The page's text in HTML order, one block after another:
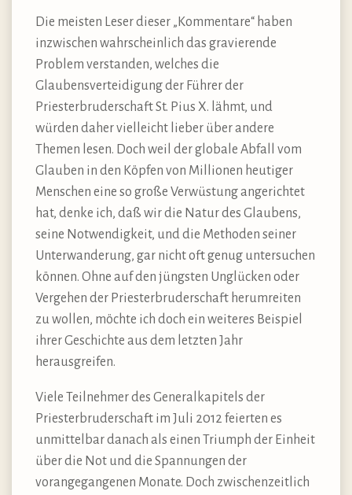
Die meisten Leser dieser „Kommentare“ haben
inzwischen wahrscheinlich das gravierende
Problem verstanden, welches die
Glaubensverteidigung der Führer der
Priesterbruderschaft St. Pius X. lähmt, und
würden daher vielleicht lieber über andere
Themen lesen. Doch weil der globale Abfall vom
Glauben in den Köpfen von Millionen heutiger
Menschen eine so große Verwüstung angerichtet
hat, denke ich, daß wir die Natur des Glaubens,
seine Notwendigkeit, und die Methoden seiner
Unterwanderung, gar nicht oft genug untersuchen
können. Ohne auf den jüngsten Unglücken oder
Vergehen der Priesterbruderschaft herumreiten
zu wollen, möchte ich doch ein weiteres Beispiel
ihrer Geschichte aus dem letzten Jahr
herausgreifen.
Viele Teilnehmer des Generalkapitels der
Priesterbruderschaft im Juli 2012 feierten es
unmittelbar danach als einen Triumph der Einheit
über die Not und die Spannungen der
vorangegangenen Monate. Doch zwischenzeitlich